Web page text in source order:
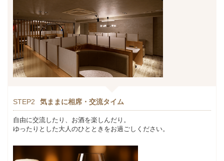
STEP2 気ままに相席・交流タイム
自由に交流したり、お酒を楽しんだり。
ゆったりとした大人のひとときをお過ごしください。